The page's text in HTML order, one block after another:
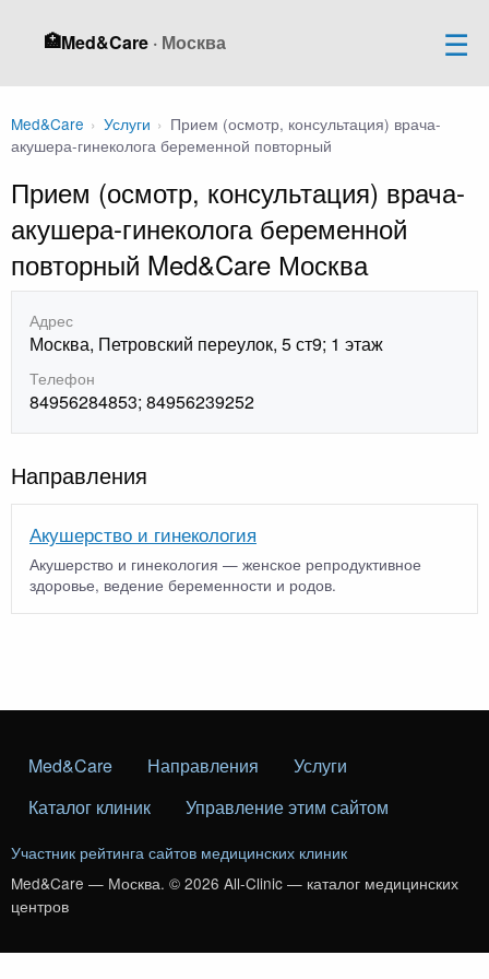
🏥Med&Care · Москва
Med&Care › Услуги › Прием (осмотр, консультация) врача-
акушера-гинеколога беременной повторный
Прием (осмотр, консультация) врача-
акушера-гинеколога беременной
повторный Med&Care Москва
Адрес
Москва, Петровский переулок, 5 ст9; 1 этаж
Телефон
84956284853; 84956239252
Направления
Акушерство и гинекология
Акушерство и гинекология — женское репродуктивное
здоровье, ведение беременности и родов.
Med&Care Направления
Услуги
Каталог клиник
Управление этим сайтом
Участник рейтинга сайтов медицинских клиник
Med&Care — Москва. © 2026 All-Clinic — каталог медицинских
центров